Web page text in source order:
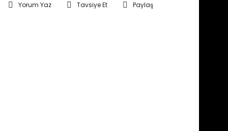
Yorum Yaz Tavsiye Et Paylaş